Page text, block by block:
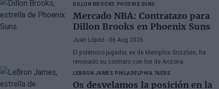
DILLON BROOKS PHOENIX SUNS
Mercado NBA: Contratazo para
Dillon Brooks en Phoenix Suns
Juan López - 06 Aug 2026
El polémico jugador, ex de Memphis Grizzlies, ha
renovado su contrato con los de Arizona
LEBRON JAMES PHILADELPHIA 76ERS
Os desvelamos la posición en la